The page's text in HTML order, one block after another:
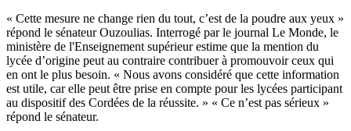
« Cette mesure ne change rien du tout, c’est de la poudre aux yeux »
répond le sénateur Ouzoulias. Interrogé par le journal Le Monde, le
ministère de l'Enseignement supérieur estime que la mention du
lycée d’origine peut au contraire contribuer à promouvoir ceux qui
en ont le plus besoin. « Nous avons considéré que cette information
est utile, car elle peut être prise en compte pour les lycées participant
au dispositif des Cordées de la réussite. » « Ce n’est pas sérieux »
répond le sénateur.